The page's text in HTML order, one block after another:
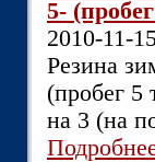
5-
2010-11-
Резина
(пробег 5
на 3 (на